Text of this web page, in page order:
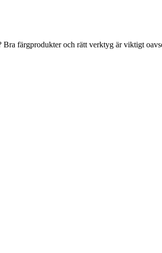
färgprodukter och rätt verktyg är viktigt